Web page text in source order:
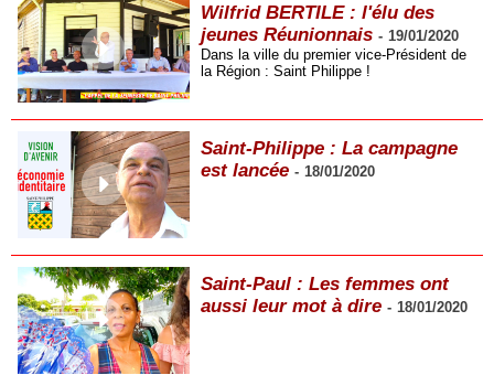
Wilfrid BERTILE : l'élu des
jeunes Réunionnais - 19/01/2020
Dans la ville du premier vice-Président de
la Région : Saint Philippe !
Saint-Philippe : La campagne
est lancée - 18/01/2020
Saint-Paul : Les femmes ont
aussi leur mot à dire - 18/01/2020